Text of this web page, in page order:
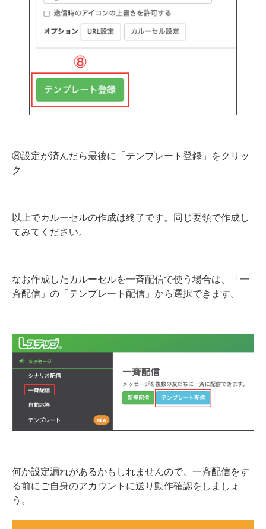
⑧設定が済んだら最後に「テンプレート登録」をクリッ
ク
以上でカルーセルの作成は終了です。同じ要領で作成し
てみてください。
なお作成したカルーセルを一斉配信で使う場合は、「一
斉配信」の「テンプレート配信」から選択できます。
何か設定漏れがあるかもしれませんので、一斉配信をす
る前にご自身のアカウントに送り動作確認をしましょ
う。